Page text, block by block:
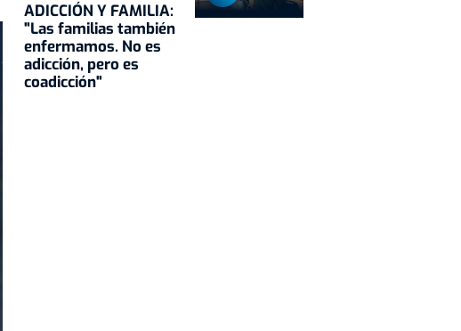
ADICCIÓN Y FAMILIA:
"Las familias también
enfermamos. No es
adicción, pero es
coadicción"